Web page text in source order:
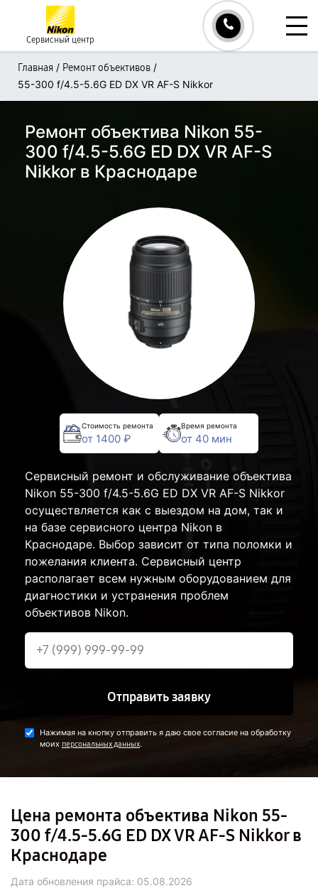
Сервисный центр
Главная / Ремонт объективов /
55-300 f/4.5-5.6G ED DX VR AF-S Nikkor
Ремонт объектива Nikon 55-
300 f/4.5-5.6G ED DX VR AF-S
Nikkor в Краснодаре
Стоимость ремонта
от 1400 ₽
Время ремонта
от 40 мин
Сервисный ремонт и обслуживание объектива
Nikon 55-300 f/4.5-5.6G ED DX VR AF-S Nikkor
осуществляется как с выездом на дом, так и
на базе сервисного центра Nikon в
Краснодаре. Выбор зависит от типа поломки и
пожелания клиента. Сервисный центр
располагает всем нужным оборудованием для
диагностики и устранения проблем
объективов Nikon.
Отправить заявку
Нажимая на кнопку отправить я даю свое согласие на обработку
моих персональных данных.
Цена ремонта объектива Nikon 55-
300 f/4.5-5.6G ED DX VR AF-S Nikkor в
Краснодаре
Дата обновления прайса: 05.08.2026